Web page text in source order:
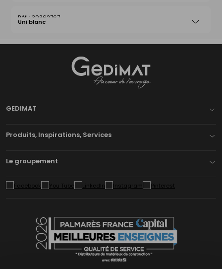
30362767
Uni blanc
GEDIMAT
Produits, Inspirations, Services
Le groupement